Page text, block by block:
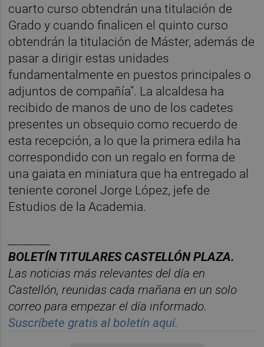
cuarto curso obtendrán una titulación de
Grado y cuando finalicen el quinto curso
obtendrán la titulación de Máster, además de
pasar a dirigir estas unidades
fundamentalmente en puestos principales o
adjuntos de compañía”. La alcaldesa ha
recibido de manos de uno de los cadetes
presentes un obsequio como recuerdo de
esta recepción, a lo que la primera edila ha
correspondido con un regalo en forma de
una gaiata en miniatura que ha entregado al
teniente coronel Jorge López, jefe de
Estudios de la Academia.
BOLETÍN TITULARES CASTELLÓN PLAZA.
Las noticias más relevantes del día en
Castellón, reunidas cada mañana en un solo
correo para empezar el día informado.
Suscríbete gratis al boletín aquí.